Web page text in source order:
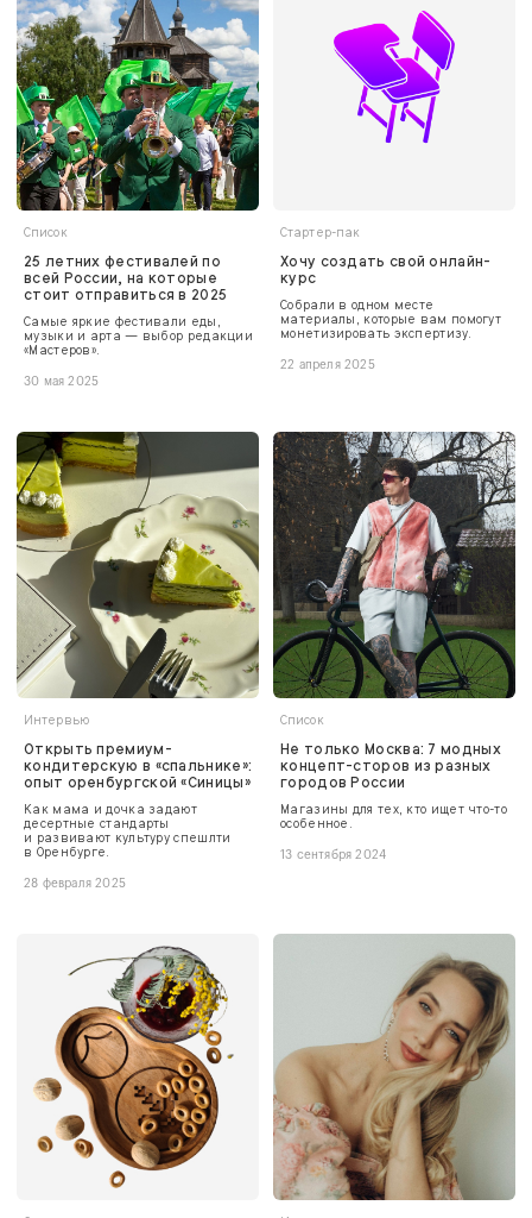
Список
25 летних фестивалей по
всей России, на которые
стоит отправиться в 2025
Самые яркие фестивали еды,
музыки и арта — выбор редакции
«Мастеров».
30 мая 2025
Стартер-пак
Хочу создать свой онлайн-
курс
Собрали в одном месте
материалы, которые вам помогут
монетизировать экспертизу.
22 апреля 2025
Интервью
Открыть премиум-
кондитерскую в «спальнике»:
опыт оренбургской «Синицы»
Как мама и дочка задают
десертные стандарты
и развивают культуру спешлти
в Оренбурге.
28 февраля 2025
Список
Не только Москва: 7 модных
концепт-сторов из разных
городов России
Магазины для тех, кто ищет что-то
особенное.
13 сентября 2024